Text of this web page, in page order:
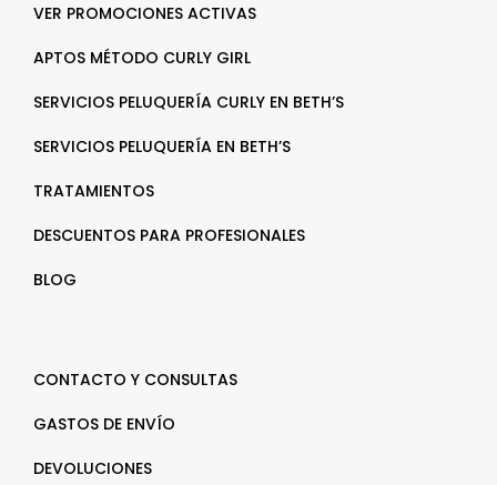
VER PROMOCIONES ACTIVAS
APTOS MÉTODO CURLY GIRL
SERVICIOS PELUQUERÍA CURLY EN BETH’S
SERVICIOS PELUQUERÍA EN BETH’S
TRATAMIENTOS
DESCUENTOS PARA PROFESIONALES
BLOG
CONTACTO Y CONSULTAS
GASTOS DE ENVÍO
DEVOLUCIONES